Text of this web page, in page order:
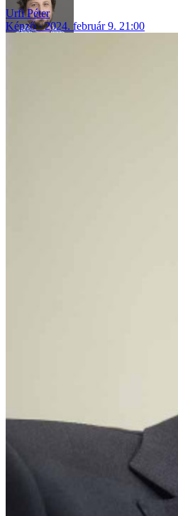
Urfi Péter
Képző
2024. február 9. 21:00